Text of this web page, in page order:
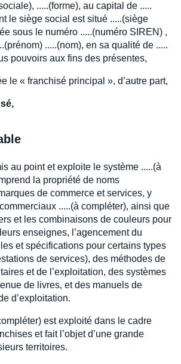
.....(forme), au capital de .....
le siège social est situé .....(siège
sous le numéro .....(numéro SIREN) ,
.....(nom), en sa qualité de .....
pouvoirs aux fins des présentes,
le « franchisé principal », d’autre part,
au point et exploite le système .....(à
la propriété de noms
de commerce et services, y
.....(à compléter), ainsi que
et les combinaisons de couleurs pour
enseignes, l’agencement du
et spécifications pour certains types
de services), des méthodes de
et de l’exploitation, des systèmes
de livres, et des manuels de
d’exploitation.
est exploité dans le cadre
et fait l’objet d’une grande
territoires.